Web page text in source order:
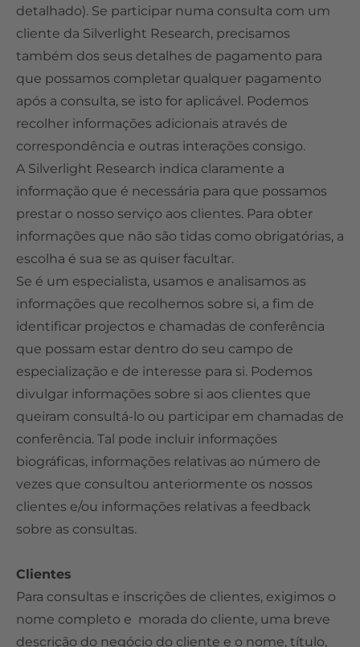
detalhado). Se participar numa consulta com um
cliente da Silverlight Research, precisamos
também dos seus detalhes de pagamento para
que possamos completar qualquer pagamento
após a consulta, se isto for aplicável. Podemos
recolher informações adicionais através de
correspondência e outras interações consigo.
A Silverlight Research indica claramente a
informação que é necessária para que possamos
prestar o nosso serviço aos clientes. Para obter
informações que não são tidas como obrigatórias, a
escolha é sua se as quiser facultar.
Se é um especialista, usamos e analisamos as
informações que recolhemos sobre si, a fim de
identificar projectos e chamadas de conferência
que possam estar dentro do seu campo de
especialização e de interesse para si. Podemos
divulgar informações sobre si aos clientes que
queiram consultá-lo ou participar em chamadas de
conferência. Tal pode incluir informações
biográficas, informações relativas ao número de
vezes que consultou anteriormente os nossos
clientes e/ou informações relativas a feedback
sobre as consultas.
Clientes
Para consultas e inscrições de clientes, exigimos o
nome completo e morada do cliente, uma breve
descrição do negócio do cliente e o nome, título,